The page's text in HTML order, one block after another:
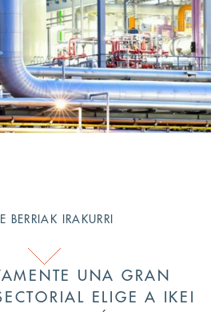
BERRIAK IRAKURRI
UNA GRAN
ELIGE A IKEI